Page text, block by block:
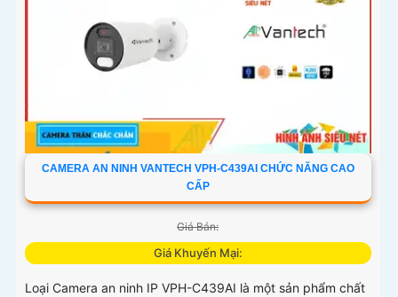
CAMERA AN NINH VANTECH VPH-C439AI CHỨC NĂNG CAO
CẤP
Giá Bán:
Giá Khuyến Mại:
Loại Camera an ninh IP VPH-C439AI là một sản phẩm chất